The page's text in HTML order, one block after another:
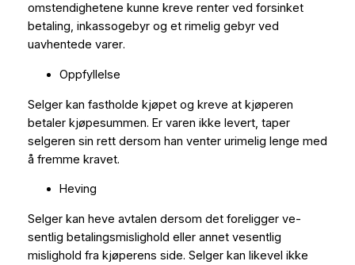
omstendighetene kunne kreve renter ved forsinket
betaling, inkassogebyr og et rimelig gebyr ved
uavhentede varer.
Oppfyllelse
Selger kan fastholde kjøpet og kreve at kjøperen
betaler kjøpesummen. Er varen ikke levert, taper
selgeren sin rett dersom han venter urimelig lenge med
å fremme kravet.
Heving
Selger kan heve avtalen dersom det foreligger ve-
sentlig betalingsmislighold eller annet vesentlig
mislighold fra kjøperens side. Selger kan likevel ikke